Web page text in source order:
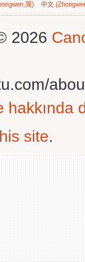
简) 中文
2026
hakkında
site.